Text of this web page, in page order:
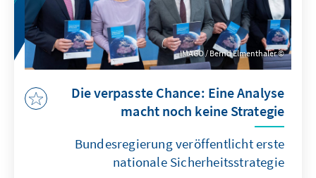
IMAGO / Bernd Elmenthaler
Die verpasste Chance: Eine Analyse
macht noch keine Strategie
Bundesregierung veröffentlicht erste
nationale Sicherheitsstrategie